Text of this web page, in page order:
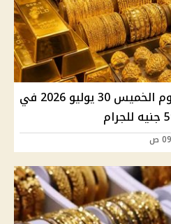
استقرار أسعار الذهب اليوم الخميس 30 يوليو 2026 في